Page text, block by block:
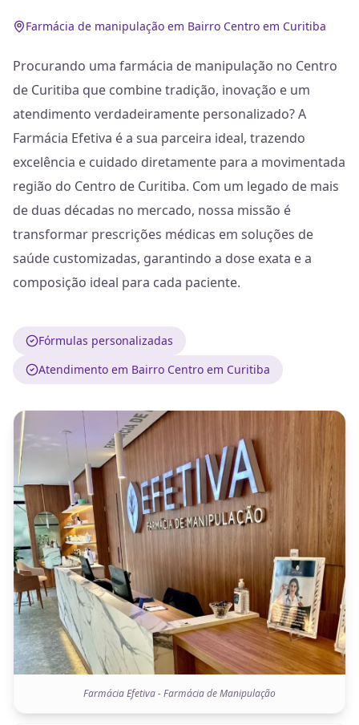
Farmácia de manipulação em Bairro Centro em Curitiba
Procurando uma farmácia de manipulação no Centro
de Curitiba que combine tradição, inovação e um
atendimento verdadeiramente personalizado? A
Farmácia Efetiva é a sua parceira ideal, trazendo
excelência e cuidado diretamente para a movimentada
região do Centro de Curitiba. Com um legado de mais
de duas décadas no mercado, nossa missão é
transformar prescrições médicas em soluções de
saúde customizadas, garantindo a dose exata e a
composição ideal para cada paciente.
Fórmulas personalizadas
Atendimento em Bairro Centro em Curitiba
Farmácia Efetiva - Farmácia de Manipulação